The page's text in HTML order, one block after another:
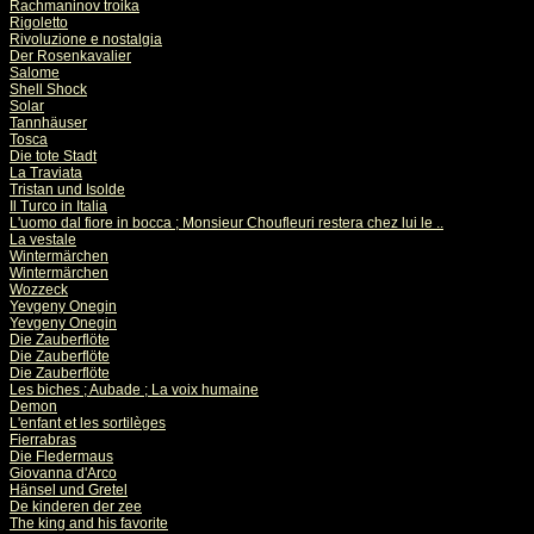
Rachmaninov troika
Rigoletto
Rivoluzione e nostalgia
Der Rosenkavalier
Salome
Shell Shock
Solar
Tannhäuser
Tosca
Die tote Stadt
La Traviata
Tristan und Isolde
Il Turco in Italia
L'uomo dal fiore in bocca ; Monsieur Choufleuri restera chez lui le ..
La vestale
Wintermärchen
Wintermärchen
Wozzeck
Yevgeny Onegin
Yevgeny Onegin
Die Zauberflöte
Die Zauberflöte
Die Zauberflöte
Les biches ; Aubade ; La voix humaine
Demon
L'enfant et les sortilèges
Fierrabras
Die Fledermaus
Giovanna d'Arco
Hänsel und Gretel
De kinderen der zee
The king and his favorite